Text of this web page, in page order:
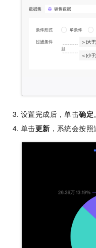
设置完成后，单击确定。
单击更新 ，系统会按